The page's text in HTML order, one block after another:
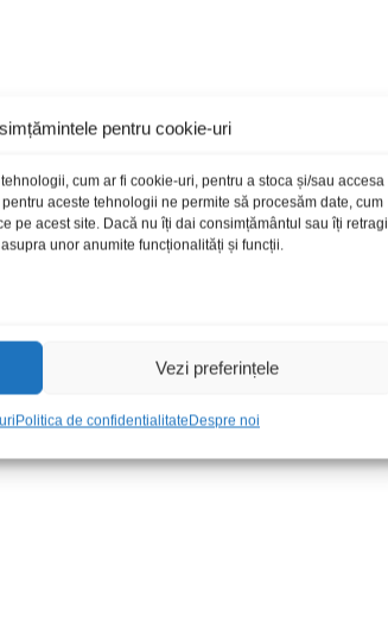
pentru cookie-uri
cum ar fi cookie-uri, pentru a stoca și/sau accesa
aceste tehnologii ne permite să procesăm date, cum
pe acest site. Dacă nu îți dai consimțământul sau îți retragi
unor anumite funcționalități și funcții.
Vezi preferințele
Politica de confidentialitateDespre noi